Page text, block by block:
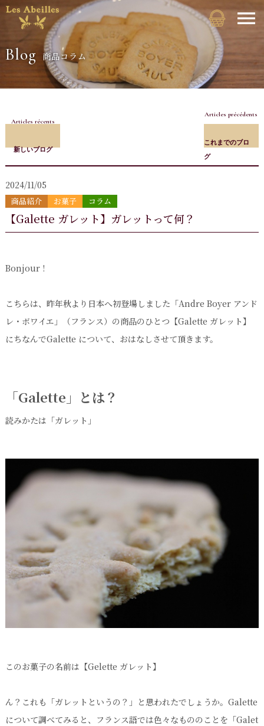
Blog 商品コラム
Articles récents
新しいブログ
Articles précédents
これまでのブロ
グ
2024/11/05
商品紹介 お菓子 コラム
【Galette ガレット】ガレットって何？
Bonjour !
こちらは、昨年秋より日本へ初登場しました「Andre Boyer アンド
レ・ボワイエ」（フランス）の商品のひとつ【Galette ガレット】
にちなんでGalette について、おはなしさせて頂きます。
「Galette」とは？
読みかたは「ガレット」
このお菓子の名前は【Gelette ガレット】
ん？これも「ガレットというの？」と思われたでしょうか。Galette
について調べてみると、フランス語では色々なもののことを「Galet